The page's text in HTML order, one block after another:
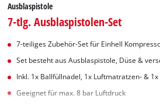
Ausblaspistole
7-tlg. Ausblaspistolen-Set
7-teiliges Zubehör-Set für Einhell
Set besteht aus Ausblaspistole, Düse &
Inkl. 1x Ballfüllnadel, 1x Luftmatratzen- &
Geeignet für max. 8 bar Luftdruck